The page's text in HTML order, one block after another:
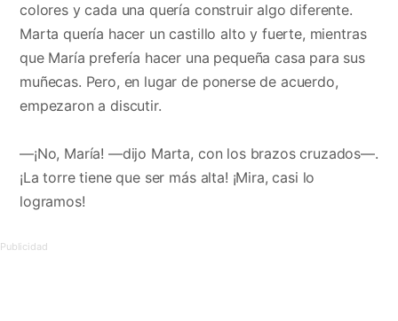
colores y cada una quería construir algo diferente.
Marta quería hacer un castillo alto y fuerte, mientras
que María prefería hacer una pequeña casa para sus
muñecas. Pero, en lugar de ponerse de acuerdo,
empezaron a discutir.
—¡No, María! —dijo Marta, con los brazos cruzados—.
¡La torre tiene que ser más alta! ¡Mira, casi lo
logramos!